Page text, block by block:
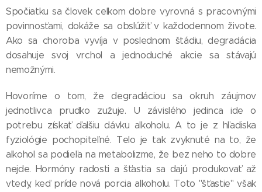
Spočiatku sa človek celkom dobre vyrovná s pracovnými
povinnosťami, dokáže sa obslúžiť v každodennom živote.
Ako sa choroba vyvíja v poslednom štádiu, degradácia
dosahuje svoj vrchol a jednoduché akcie sa stávajú
nemožnými.
Hovoríme o tom, že degradáciou sa okruh záujmov
jednotlivca prudko zužuje. U závislého jedinca ide o
potrebu získať ďalšiu dávku alkoholu. A to je z hľadiska
fyziológie pochopiteľné. Telo je tak zvyknuté na to, že
alkohol sa podieľa na metabolizme, že bez neho to dobre
nejde. Hormóny radosti a šťastia sa dajú produkovať až
vtedy, keď príde nová porcia alkoholu. Toto "šťastie" však